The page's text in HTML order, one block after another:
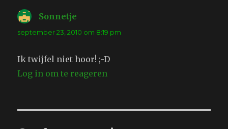
Sonnetje
september 23, 2010 om 8:19 pm
Ik twijfel niet hoor! ;-D
Log in om te reageren